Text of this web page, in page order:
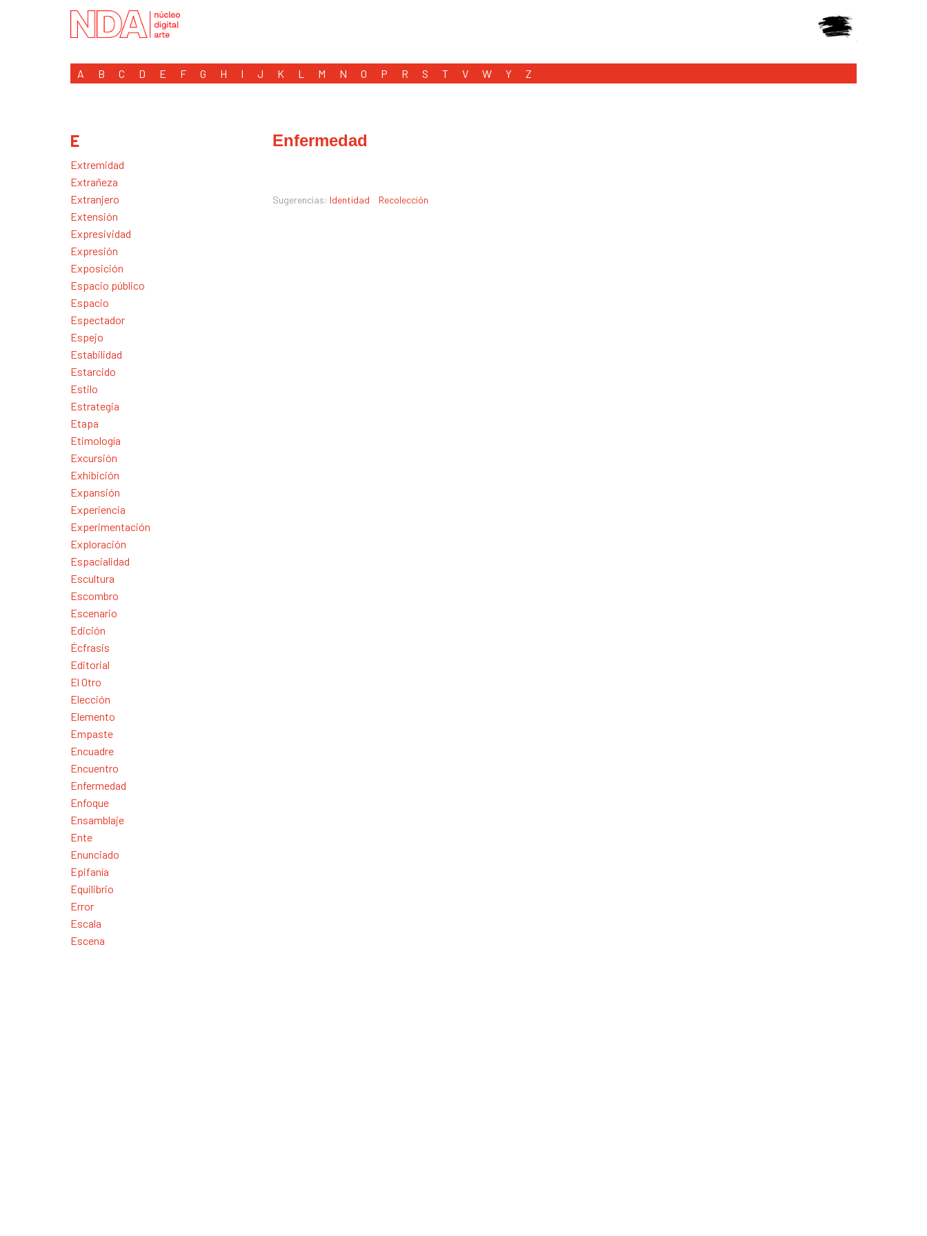
A B C D E F G H I J K L M N O P R S T V W Y Z
E
Extremidad
Extrañeza
Extranjero
Extensión
Expresividad
Expresión
Exposición
Espacio público
Espacio
Espectador
Espejo
Estabilidad
Estarcido
Estilo
Estrategia
Etapa
Etimología
Excursión
Exhibición
Expansión
Experiencia
Experimentación
Exploración
Espacialidad
Escultura
Escombro
Escenario
Edición
Écfrasis
Editorial
El Otro
Elección
Elemento
Empaste
Encuadre
Encuentro
Enfermedad
Enfoque
Ensamblaje
Ente
Enunciado
Epifanía
Equilibrio
Error
Escala
Escena
Enfermedad
Sugerencias: Identidad Recolección